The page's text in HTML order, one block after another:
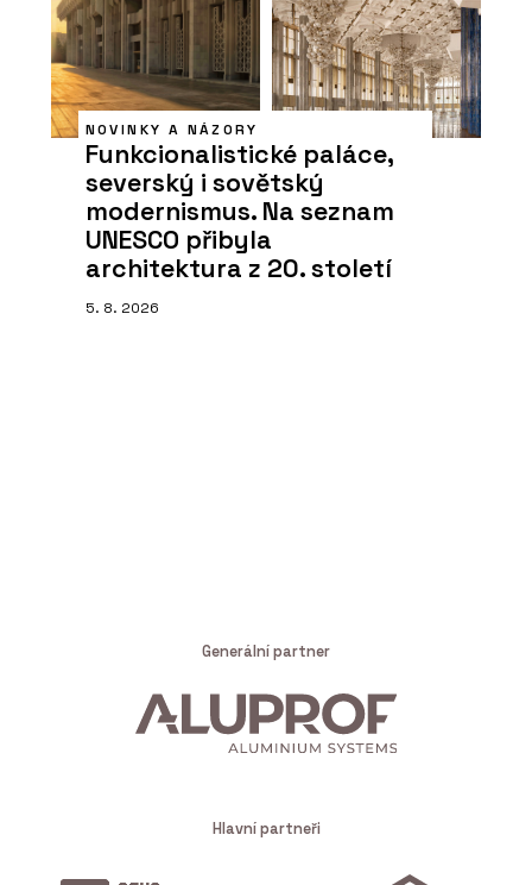
NOVINKY A NÁZORY
Funkcionalistické paláce,
severský i sovětský
modernismus. Na seznam
UNESCO přibyla
architektura z 20. století
5. 8. 2026
Generální partner
Hlavní partneři